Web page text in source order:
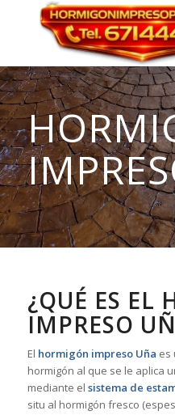
¿QUÉ ES EL
IMPRESO
El hormigón impreso Uña es
hormigón al que se le aplica
mediante el sistema de
situ al hormigón fresco